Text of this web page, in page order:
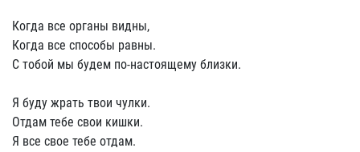
Когда все органы видны,
Когда все способы равны.
С тобой мы будем по-настоящему близки.
Я буду жрать твои чулки.
Отдам тебе свои кишки.
Я все свое тебе отдам.